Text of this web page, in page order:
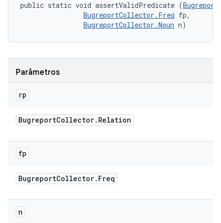
public static void assertValidPredicate (
BugreportCollector.Freq fp,
BugreportCollector.Noun n)
Parâmetros
rp
BugreportCollector. Relation
fp
BugreportCollector. Freq
n